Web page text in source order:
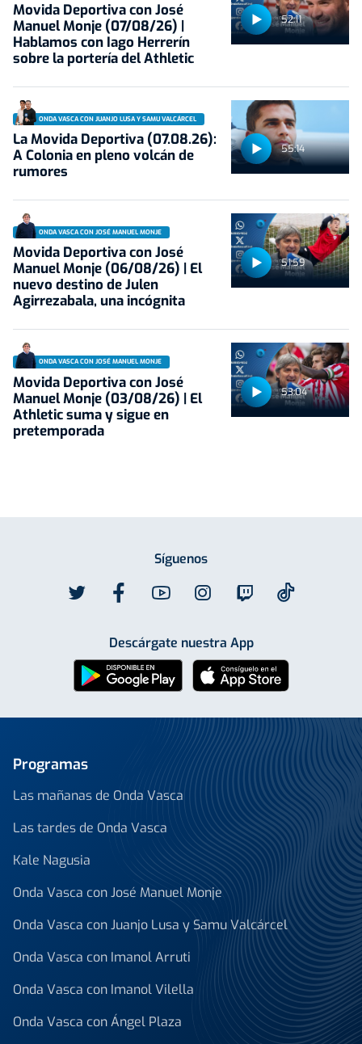
52:11
Movida Deportiva con José
Manuel Monje (07/08/26) |
Hablamos con Iago Herrerín
sobre la portería del Athletic
55:14
ONDA VASCA CON JUANJO LUSA Y SAMU VALCÁRCEL
La Movida Deportiva (07.08.26):
A Colonia en pleno volcán de
rumores
51:59
ONDA VASCA CON JOSÉ MANUEL MONJE
Movida Deportiva con José
Manuel Monje (06/08/26) | El
nuevo destino de Julen
Agirrezabala, una incógnita
53:04
ONDA VASCA CON JOSÉ MANUEL MONJE
Movida Deportiva con José
Manuel Monje (03/08/26) | El
Athletic suma y sigue en
pretemporada
Síguenos
Descárgate nuestra App
Programas
Las mañanas de Onda Vasca
Las tardes de Onda Vasca
Kale Nagusia
Onda Vasca con José Manuel Monje
Onda Vasca con Juanjo Lusa y Samu Valcárcel
Onda Vasca con Imanol Arruti
Onda Vasca con Imanol Vilella
Onda Vasca con Ángel Plaza